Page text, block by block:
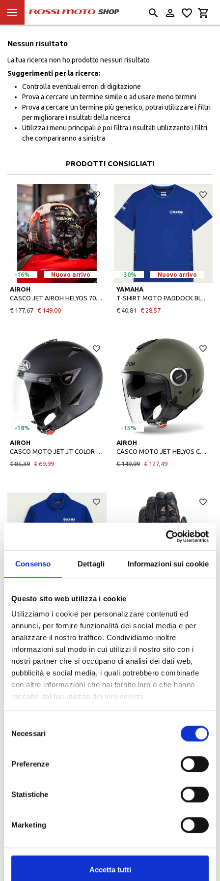
Consenso Dettagli Informazioni sui cookie
Questo sito web utilizza i cookie
Utilizziamo i cookie per personalizzare contenuti ed
annunci, per fornire funzionalità dei social media e per
analizzare il nostro traffico. Condividiamo inoltre
informazioni sul modo in cui utilizzi il nostro sito con i
nostri partner che si occupano di analisi dei dati web,
pubblicità e social media, i quali potrebbero combinarle
con altre informazioni che hai fornito loro o che hanno
raccolto dal tuo utilizzo dei loro servizi.
delNecessari
Preferenze
Statistiche
Marketing
Accetta tutti
Nessun risultato
La tua ricerca non ho prodotto nessun risultato
Suggerimenti per la ricerca:
Controlla eventuali errori di digitazione
Prova a cercare un termine simile o ad usare meno termini
Prova a cercare un termine più generico, potrai utilizzare i filtri
per migliorare i risultati della ricerca
Utilizza i menu principali e poi filtra i risultati utilizzanto i filtri
che compariranno a sinistra
PRODOTTI CONSIGLIATI
-16% Nuovo arrivo
AIROH
€ 177,67 € 149,00
-30% Nuovo arrivo
YAMAHA
€ 40,81
€ 28,57
-18%
AIROH
CASCO MOTO JET JT COLOR BLACK MATT
€ 85,39 € 69,99
-15%
AIROH
CASCO MOTO JET HELYOS COLOR MILITARY
€ 149,99
€ 127,49
YAMAHA
€ 92,00 € 64,40
DAINESE
€ 129,95
€ 110,46
-15%
CASCO MOTO ENDURO TOUR-X 4 VISION ORANGE